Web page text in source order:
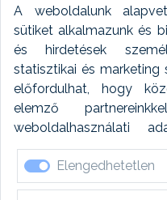
A weboldalunk
sütiket alkalmazunk és
és hirdetések
statisztikai és marketing
előfordulhat, hogy
elemző
weboldalhasználati
forrásokból gyűjtött
elfogadásával
ezen adatokat 6 hónap
Elengedhetetlen